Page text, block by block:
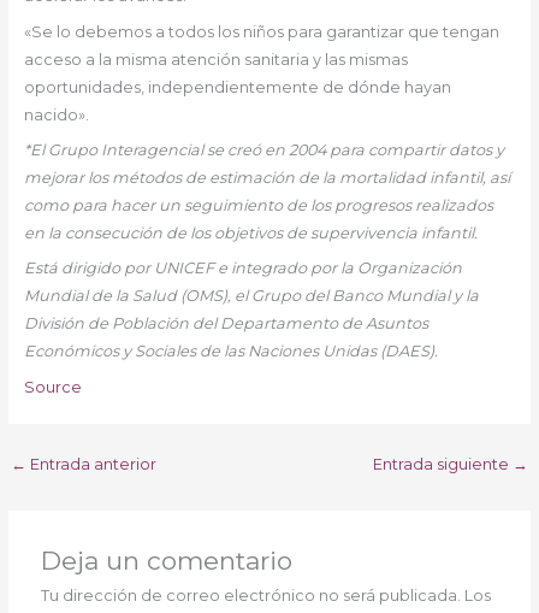
«Se lo debemos a todos los niños para garantizar que tengan
acceso a la misma atención sanitaria y las mismas
oportunidades, independientemente de dónde hayan
nacido».
*El Grupo Interagencial se creó en 2004 para compartir datos y
mejorar los métodos de estimación de la mortalidad infantil, así
como para hacer un seguimiento de los progresos realizados
en la consecución de los objetivos de supervivencia infantil.
Está dirigido por UNICEF e integrado por la Organización
Mundial de la Salud (OMS), el Grupo del Banco Mundial y la
División de Población del Departamento de Asuntos
Económicos y Sociales de las Naciones Unidas (DAES).
Source
← Entrada anterior Entrada siguiente →
Deja un comentario
Tu dirección de correo electrónico no será publicada. Los